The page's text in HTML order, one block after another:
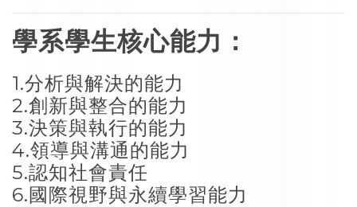
學系學生核心能力：
1.分析與解決的能力
2.創新與整合的能力
3.決策與執行的能力
4.領導與溝通的能力
5.認知社會責任
6.國際視野與永續學習能力